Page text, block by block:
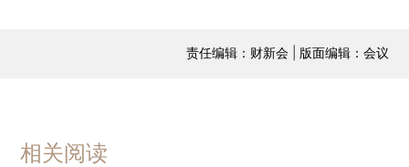
责任编辑：财新会 | 版面编辑：会议
相关阅读